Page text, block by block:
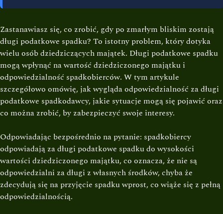
Zastanawiasz się, co zrobić, gdy po zmarłym bliskim zostają
długi podatkowe spadku? To istotny problem, który dotyka
wielu osób dziedziczących majątek. Długi podatkowe spadku
mogą wpłynąć na wartość dziedziczonego majątku i
odpowiedzialność spadkobierców. W tym artykule
szczegółowo omówię, jak wygląda odpowiedzialność za długi
podatkowe spadkodawcy, jakie sytuacje mogą się pojawić oraz
co można zrobić, by zabezpieczyć swoje interesy.
Odpowiadając bezpośrednio na pytanie: spadkobiercy
odpowiadają za długi podatkowe spadku do wysokości
wartości dziedziczonego majątku, co oznacza, że nie są
odpowiedzialni za długi z własnych środków, chyba że
zdecydują się na przyjęcie spadku wprost, co wiąże się z pełną
odpowiedzialnością.